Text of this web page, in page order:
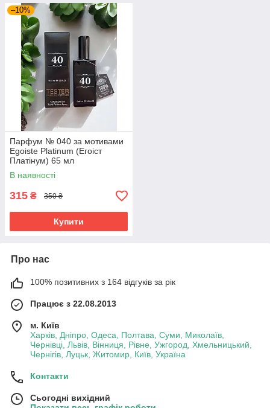
–10%
Парфум № 040 за мотивами
Egoiste Platinum (Егоіст
Платінум) 65 мл
В наявності
315 ₴ 350 ₴
Купити
Про нас
100% позитивних з 164 відгуків за рік
Працює з 22.08.2013
м. Київ
Харків, Дніпро, Одеса, Полтава, Суми, Миколаїв,
Чернівці, Львів, Вінниця, Рівне, Ужгород, Хмельницький,
Чернігів, Луцьк, Житомир, Київ, Україна
Контакти
Сьогодні вихідний